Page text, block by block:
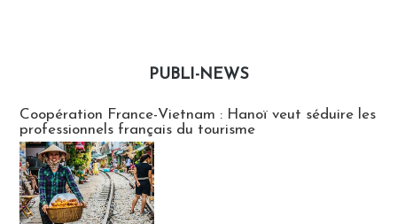
PUBLI-NEWS
Coopération France-Vietnam : Hanoï veut séduire les
professionnels français du tourisme